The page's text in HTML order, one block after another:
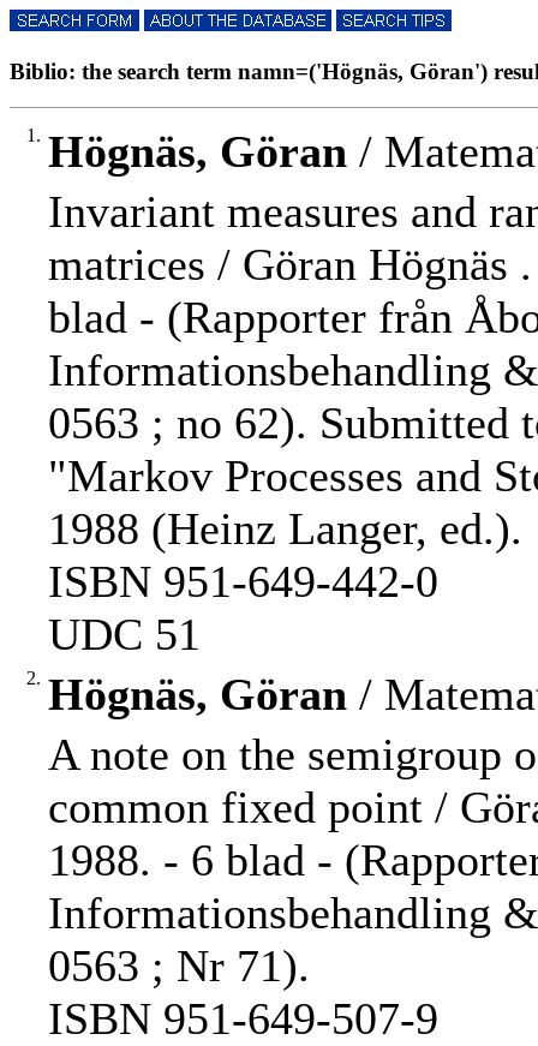
Biblio: the search term namn=('Högnäs, Göran')
1. Högnäs, Göran /
Invariant measures and
matrices / Göran
blad - (Rapporter från
Informationsbehandling
0563 ; no 62). Submitted
"Markov Processes and
1988 (Heinz Langer, ed.).
ISBN 951-649-442-0
UDC 51
2. Högnäs, Göran /
A note on the semigroup
common fixed point /
1988. - 6 blad -
Informationsbehandling
0563 ; Nr 71).
ISBN 951-649-507-9